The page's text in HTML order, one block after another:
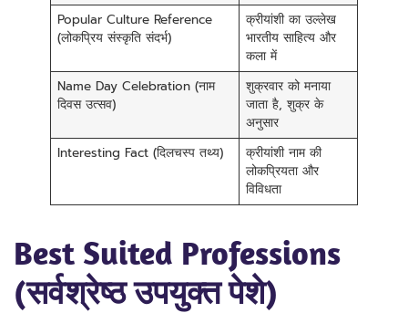
Popular Culture Reference
(लोकप्रिय संस्कृति संदर्भ)
क्रीयांशी का उल्लेख
भारतीय साहित्य और
कला में
Name Day Celebration (नाम
दिवस उत्सव)
शुक्रवार को मनाया
जाता है, शुक्र के
अनुसार
Interesting Fact (दिलचस्प तथ्य)
क्रीयांशी नाम की
लोकप्रियता और
विविधता
Best Suited Professions
(सर्वश्रेष्ठ उपयुक्त पेशे)